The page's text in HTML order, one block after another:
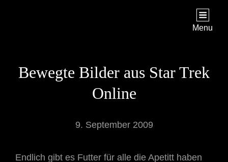
Menu
Bewegte Bilder aus Star Trek
Online
9. September 2009
Endlich gibt es Futter für alle die Apetitt haben